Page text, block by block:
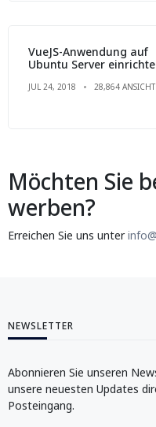
VueJS-Anwendung auf
Ubuntu Server
JUL 24, 2018 28,864
Möchten Sie
werben?
Erreichen Sie uns unter
NEWSLETTER
Abonnieren Sie unseren
unsere neuesten Updates
Posteingang.